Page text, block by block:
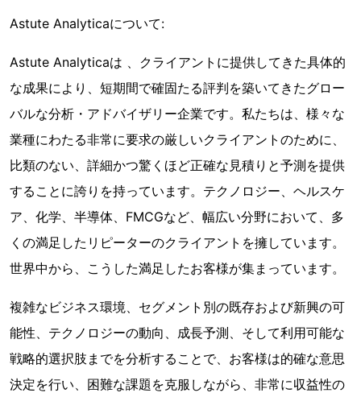
Astute Analyticaについて:
Astute Analyticaは 、クライアントに提供してきた具体的
な成果により、短期間で確固たる評判を築いてきたグロー
バルな分析・アドバイザリー企業です。私たちは、様々な
業種にわたる非常に要求の厳しいクライアントのために、
比類のない、詳細かつ驚くほど正確な見積りと予測を提供
することに誇りを持っています。テクノロジー、ヘルスケ
ア、化学、半導体、FMCGなど、幅広い分野において、多
くの満足したリピーターのクライアントを擁しています。
世界中から、こうした満足したお客様が集まっています。
複雑なビジネス環境、セグメント別の既存および新興の可
能性、テクノロジーの動向、成長予測、そして利用可能な
戦略的選択肢までを分析することで、お客様は的確な意思
決定を行い、困難な課題を克服しながら、非常に収益性の